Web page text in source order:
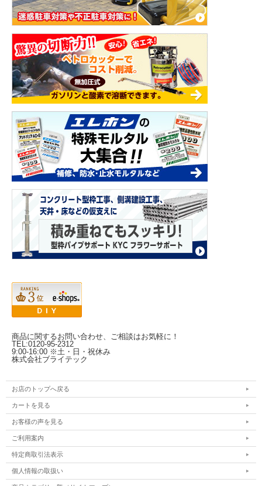
商品に関するお問い合わせ、ご相談はお気軽に！
TEL:0120-95-2312
9:00-16:00 ※土・日・祝休み
株式会社ブライテック
お店のトップへ戻る
カートを見る
お客様の声を見る
ご利用案内
特定商取引法表示
個人情報の取扱い